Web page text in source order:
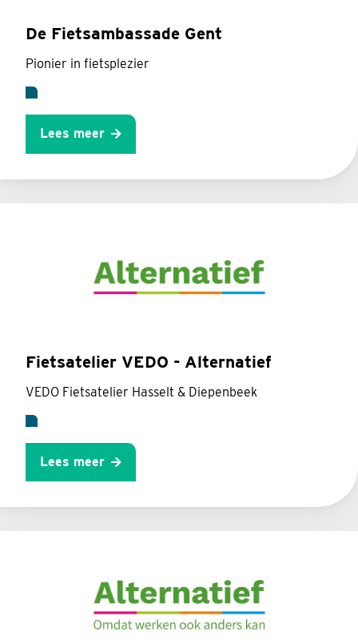
De Fietsambassade Gent
Pionier in fietsplezier
Lees meer
Fietsatelier VEDO - Alternatief
VEDO Fietsatelier Hasselt & Diepenbeek
Lees meer